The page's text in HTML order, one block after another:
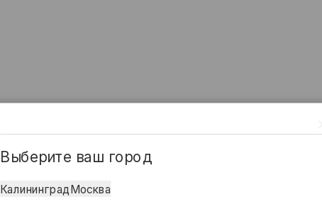
Выберите ваш город
КалининградМосква